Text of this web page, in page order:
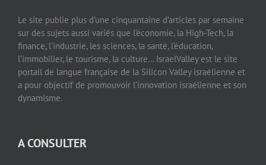
Le site publie plus d’une cinquantaine d’articles par semaine
sur des sujets aussi variés que l’économie, la High-Tech, la
finance, l’industrie, les sciences, la santé, l’éducation,
l’immobilier, le tourisme, la culture… IsraelValley est le site
portail de langue française de la Silicon Valley israélienne et
a pour objectif de promouvoir l’innovation israélienne et son
dynamisme.
A CONSULTER